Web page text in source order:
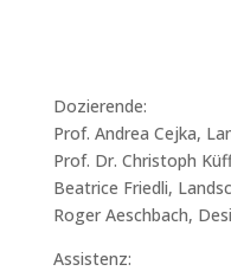
Dozierende:
Prof. Andrea Cejka,
Prof. Dr. Christoph
Beatrice Friedli,
Roger Aeschbach,
Assistenz: